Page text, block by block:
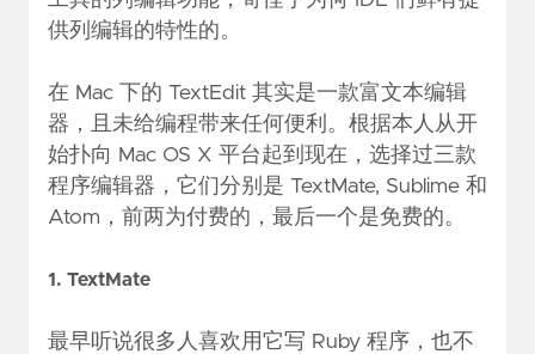
供列编辑的特性的。
在 Mac 下的 TextEdit 其实是一款富文本编辑
器，且未给编程带来任何便利。根据本人从开
始扑向 Mac OS X 平台起到现在，选择过三款
程序编辑器，它们分别是 TextMate, Sublime 和
Atom，前两为付费的，最后一个是免费的。
1. TextMate
最早听说很多人喜欢用它写 Ruby 程序，也不